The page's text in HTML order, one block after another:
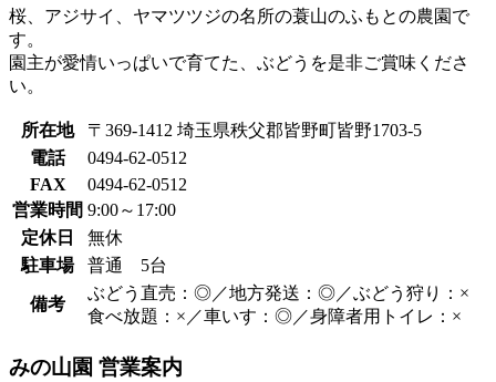
桜、アジサイ、ヤマツツジの名所の蓑山のふもとの農園で
す。
園主が愛情いっぱいで育てた、ぶどうを是非ご賞味くださ
い。
所在地
〒369-1412 埼玉県秩父郡皆野町皆野1703-5
電話
0494-62-0512
FAX
0494-62-0512
営業時間 9:00～17:00
定休日
無休
駐車場
普通 5台
備考
ぶどう直売：◎／地方発送：◎／ぶどう狩り：×
食べ放題：×／車いす：◎／身障者用トイレ：×
みの山園 営業案内